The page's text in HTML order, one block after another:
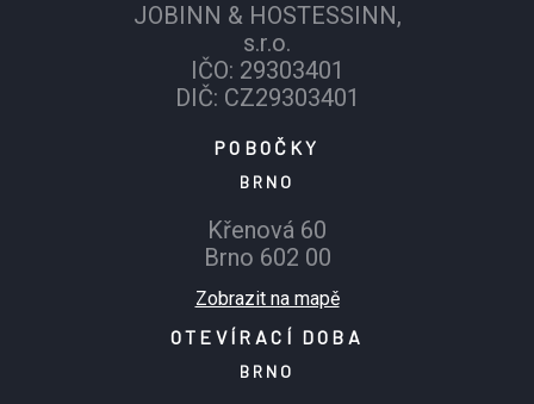
JOBINN & HOSTESSINN,
s.r.o.
IČO: 29303401
DIČ: CZ29303401
POBOČKY
BRNO
Křenová 60
Brno 602 00
Zobrazit na mapě
OTEVÍRACÍ DOBA
BRNO